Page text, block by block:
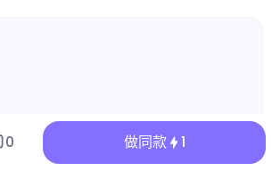
0 做同款 1